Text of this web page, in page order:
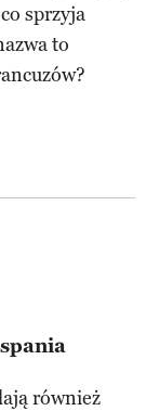
sprzyja
to
również